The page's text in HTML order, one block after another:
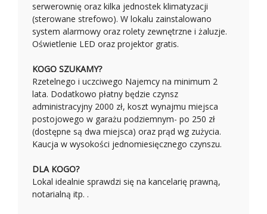
serwerownię oraz kilka jednostek klimatyzacji
(sterowane strefowo). W lokalu zainstalowano
system alarmowy oraz rolety zewnętrzne i żaluzje.
Oświetlenie LED oraz projektor gratis.
KOGO SZUKAMY?
Rzetelnego i uczciwego Najemcy na minimum 2
lata. Dodatkowo płatny będzie czynsz
administracyjny 2000 zł, koszt wynajmu miejsca
postojowego w garażu podziemnym- po 250 zł
(dostępne są dwa miejsca) oraz prąd wg zużycia.
Kaucja w wysokości jednomiesięcznego czynszu.
DLA KOGO?
Lokal idealnie sprawdzi się na kancelarię prawną,
notarialną itp. .